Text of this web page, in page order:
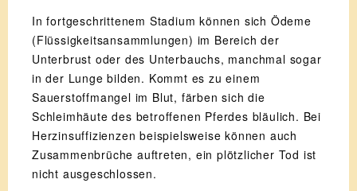
In fortgeschrittenem Stadium können sich Ödeme
(Flüssigkeitsansammlungen) im Bereich der
Unterbrust oder des Unterbauchs, manchmal sogar
in der Lunge bilden. Kommt es zu einem
Sauerstoffmangel im Blut, färben sich die
Schleimhäute des betroffenen Pferdes bläulich. Bei
Herzinsuffizienzen beispielsweise können auch
Zusammenbrüche auftreten, ein plötzlicher Tod ist
nicht ausgeschlossen.